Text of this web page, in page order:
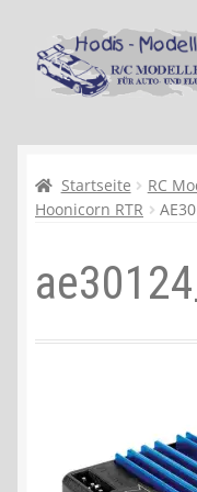
Zur
Navigation
springen
Zum
Inhalt
springen
Kasse
Recycling,
Ablauf einer
Startseite RC
Hoonicorn RTR